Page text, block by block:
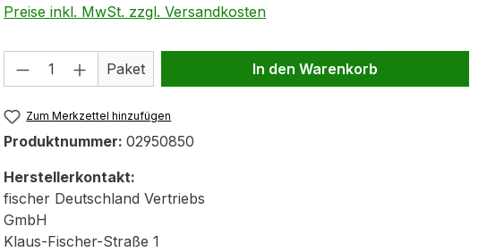
Preise inkl. MwSt. zzgl. Versandkosten
Produkt Anzahl: Gib den gewünschten Wert
Paket In den Warenkorb
Zum Merkzettel hinzufügen
Produktnummer: 02950850
Herstellerkontakt:
fischer Deutschland Vertriebs
GmbH
Klaus-Fischer-Straße 1